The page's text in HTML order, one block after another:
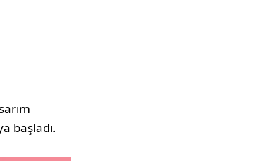
başladı.